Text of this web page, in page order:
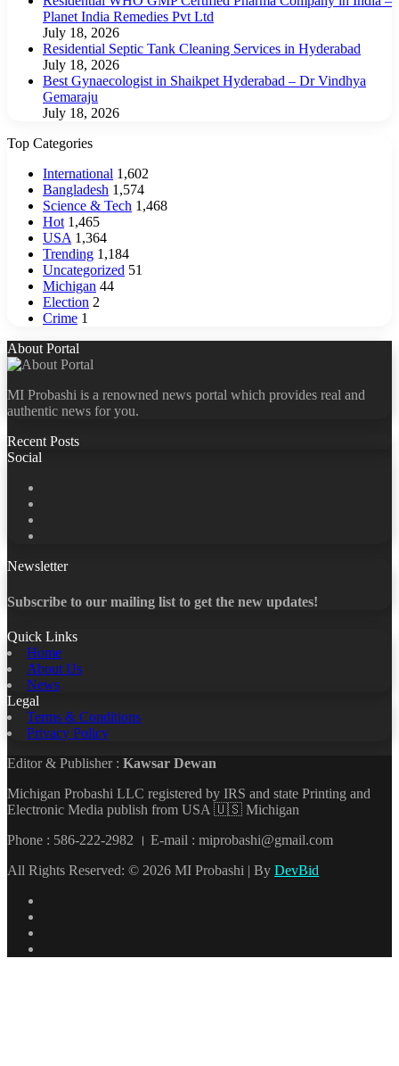
Planet India Remedies Pvt Ltd
July 18, 2026
Residential Septic Tank Cleaning Services in Hyderabad
July 18, 2026
Best Gynaecologist in Shaikpet Hyderabad – Dr Vindhya
Gemaraju
July 18, 2026
Top Categories
International 1,602
Bangladesh 1,574
Science & Tech 1,468
Hot 1,465
USA 1,364
Trending 1,184
Uncategorized 51
Michigan 44
Election 2
Crime 1
About Portal
MI Probashi is a renowned news portal which provides real and
authentic news for you.
Recent Posts
Social
Newsletter
Subscribe to our mailing list to get the new updates!
Quick Links
Home
About Us
News
Legal
Terms & Conditions
Privacy Policy
Editor & Publisher : Kawsar Dewan
Michigan Probashi LLC registered by IRS and state Printing and
Electronic Media publish from USA 🇺🇸 Michigan
Phone : 586-222-2982 । E-mail : miprobashi@gmail.com
All Rights Reserved: © 2026 MI Probashi | By DevBid